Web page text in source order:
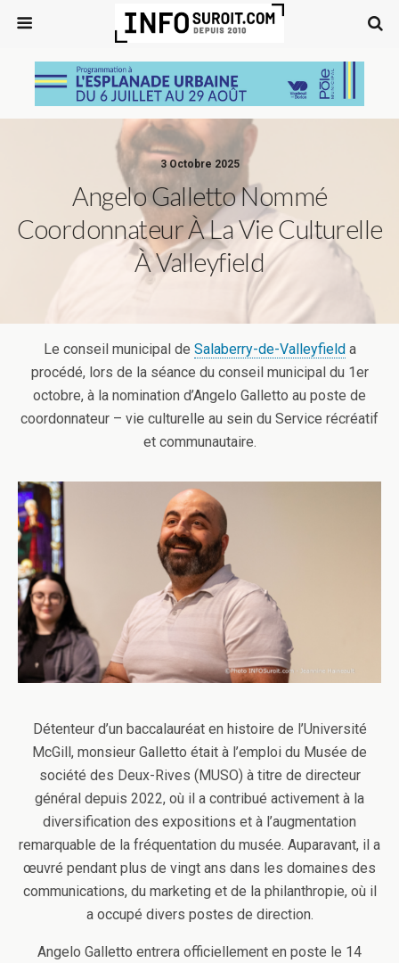
3 Octobre 2025
Angelo Galletto Nommé
Coordonnateur À La Vie Culturelle
À Valleyfield
Le conseil municipal de Salaberry-de-Valleyfielda
procédé, lors de la séance du conseil municipal du 1er
octobre, à la nomination d’Angelo Galletto au poste de
coordonnateur – vie culturelle au sein du Service récréatif
et communautaire.
Détenteur d’un baccalauréat en histoire de l’Université
McGill, monsieur Galletto était à l’emploi du Musée de
société des Deux-Rives (MUSO) à titre de directeur
général depuis 2022, où il a contribué activement à la
diversification des expositions et à l’augmentation
remarquable de la fréquentation du musée. Auparavant, il a
œuvré pendant plus de vingt ans dans les domaines des
communications, du marketing et de la philanthropie, où il
a occupé divers postes de direction.
Angelo Galletto entrera officiellement en poste le 14